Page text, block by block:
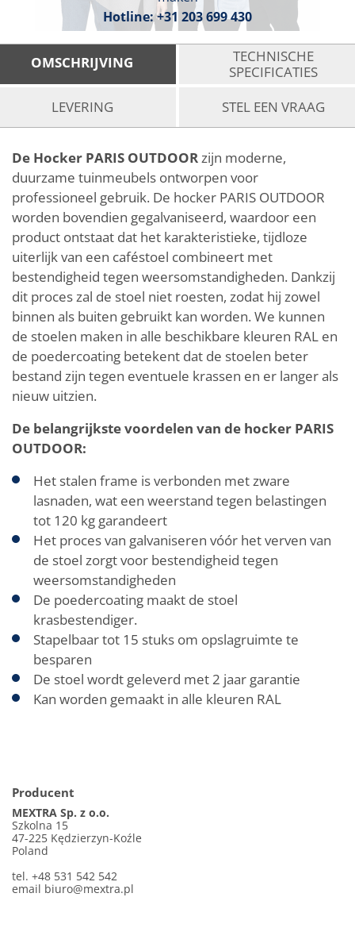
Hotline:+31 203 699 430
OMSCHRIJVING
TECHNISCHE
SPECIFICATIES
LEVERING
STEL EEN VRAAG
De Hocker PARIS OUTDOOR zijn moderne,
duurzame tuinmeubels ontworpen voor
professioneel gebruik. De hocker PARIS OUTDOOR
worden bovendien gegalvaniseerd, waardoor een
product ontstaat dat het karakteristieke, tijdloze
uiterlijk van een caféstoel combineert met
bestendigheid tegen weersomstandigheden. Dankzij
dit proces zal de stoel niet roesten, zodat hij zowel
binnen als buiten gebruikt kan worden. We kunnen
de stoelen maken in alle beschikbare kleuren RAL en
de poedercoating betekent dat de stoelen beter
bestand zijn tegen eventuele krassen en er langer als
nieuw uitzien.
De belangrijkste voordelen van de hocker PARIS
OUTDOOR:
Het stalen frame is verbonden met zware
lasnaden, wat een weerstand tegen belastingen
tot 120 kg garandeert
Het proces van galvaniseren vóór het verven van
de stoel zorgt voor bestendigheid tegen
weersomstandigheden
De poedercoating maakt de stoel
krasbestendiger.
Stapelbaar tot 15 stuks om opslagruimte te
besparen
De stoel wordt geleverd met 2 jaar garantie
Kan worden gemaakt in alle kleuren RAL
Producent
MEXTRA Sp. z o.o.
Szkolna 15
47-225 Kędzierzyn-Koźle
Poland
tel. +48 531 542 542
email biuro@mextra.pl